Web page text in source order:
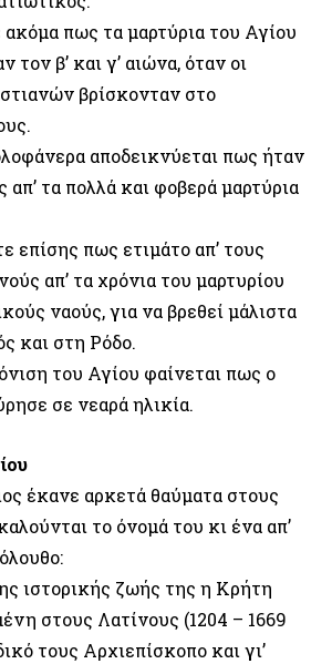
πως τα μαρτύρια του Αγίου
τον β’ και γ’ αιώνα, όταν οι
βρίσκονταν στο
αποδεικνύεται πως ήταν
τα πολλά και φοβερά μαρτύρια
επίσης πως ετιμάτο απ’ τους
απ’ τα χρόνια του μαρτυρίου
ναούς, για να βρεθεί μάλιστα
και στη Ρόδο.
του Αγίου φαίνεται πως ο
σε νεαρά ηλικία.
έκανε αρκετά θαύματα στους
το όνομά του κι ένα απ’
ιστορικής ζωής της η Κρήτη
στους Λατίνους (1204 – 1669
τους Αρχιεπίσκοπο και γι’